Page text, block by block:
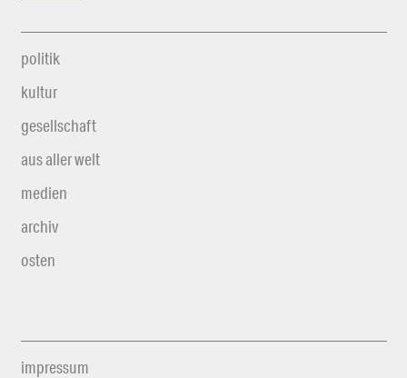
politik
kultur
gesellschaft
aus aller welt
medien
archiv
osten
impressum